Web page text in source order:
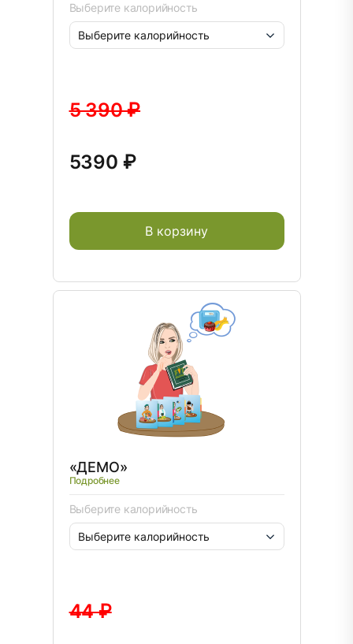
Выберите калорийность
5 390 ₽
5390 ₽
В корзину
«ДЕМО»
Подробнее
Выберите калорийность
44 ₽